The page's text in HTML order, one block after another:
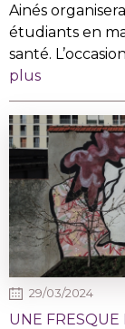
Ainés
étudiants en
santé.
plus
29/03/2024
UNE FRESQUE